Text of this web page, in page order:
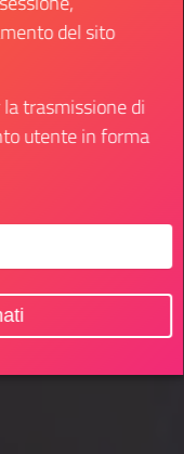
del sito
la trasmissione di
utente in forma